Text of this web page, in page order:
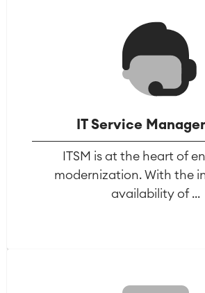
IT Service
ITSM is at the heart of
modernization. With the
availability of ...